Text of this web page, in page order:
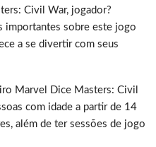
Civil War, jogador?
importantes sobre este jogo
a se divertir com seus
Marvel Dice Masters: Civil
com idade a partir de 14
além de ter sessões de jogo